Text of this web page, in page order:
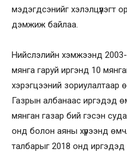
мэдэгдсэнийг хэлэлцүүлэгт
дэмжиж байлаа.
Нийслэлийн хэмжээнд
мянга гаруй иргэнд 10
хэрэгцээний зориулалтаар
Газрын албанаас иргэдэд
мянган газар бий гэсэн
онд болон аяны хүрээнд
талбарыг 2018 онд иргэдэд